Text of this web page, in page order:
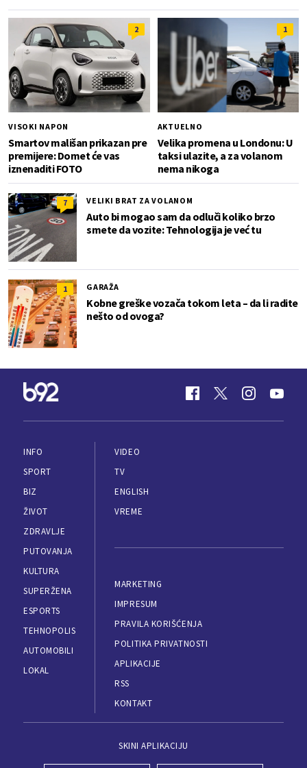
2
VISOKI NAPON
Smartov mališan prikazan pre
premijere: Domet će vas
iznenaditi FOTO
1
AKTUELNO
Velika promena u Londonu: U
taksi ulazite, a za volanom
nema nikoga
7 VELIKI BRAT ZA VOLANOM
Auto bi mogao sam da odluči koliko brzo
smete da vozite: Tehnologija je već tu
1 GARAŽA
Kobne greške vozača tokom leta – da li radite
nešto od ovoga?
INFO
SPORT
BIZ
ŽIVOT
ZDRAVLJE
PUTOVANJA
KULTURA
SUPERŽENA
ESPORTS
TEHNOPOLIS
AUTOMOBILI
LOKAL
VIDEO
TV
ENGLISH
VREME
MARKETING
IMPRESUM
PRAVILA KORIŠĆENJA
POLITIKA PRIVATNOSTI
APLIKACIJE
RSS
KONTAKT
SKINI APLIKACIJU